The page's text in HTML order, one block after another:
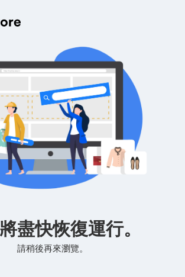
盡快恢復運行。
請稍後再來瀏覽。